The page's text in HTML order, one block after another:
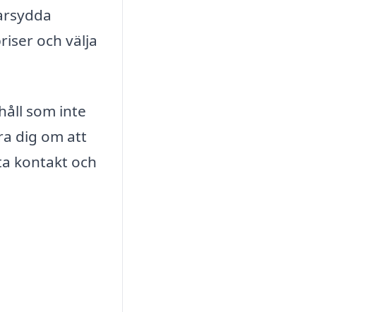
och välja
som inte
dig om att
kontakt och